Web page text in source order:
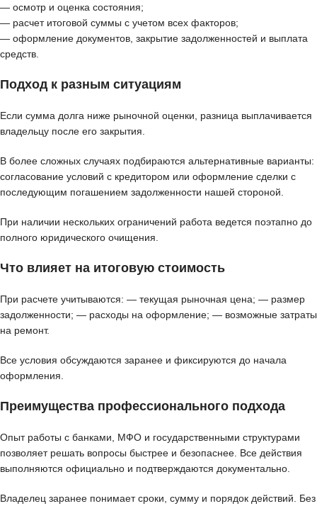
— осмотр и оценка состояния;
— расчет итоговой суммы с учетом всех факторов;
— оформление документов, закрытие задолженностей и выплата
средств.
Подход к разным ситуациям
Если сумма долга ниже рыночной оценки, разница выплачивается
владельцу после его закрытия.
В более сложных случаях подбираются альтернативные варианты:
согласование условий с кредитором или оформление сделки с
последующим погашением задолженности нашей стороной.
При наличии нескольких ограничений работа ведется поэтапно до
полного юридического очищения.
Что влияет на итоговую стоимость
При расчете учитываются: — текущая рыночная цена; — размер
задолженности; — расходы на оформление; — возможные затраты
на ремонт.
Все условия обсуждаются заранее и фиксируются до начала
оформления.
Преимущества профессионального подхода
Опыт работы с банками, МФО и государственными структурами
позволяет решать вопросы быстрее и безопаснее. Все действия
выполняются официально и подтверждаются документально.
Владелец заранее понимает сроки, сумму и порядок действий. Без